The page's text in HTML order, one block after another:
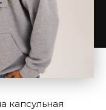
капсульная